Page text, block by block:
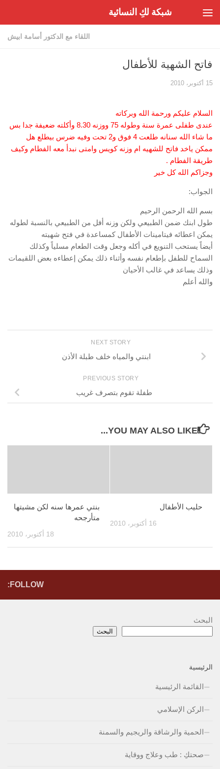
شبكة لكِ النسائية
اللقاء مع الدكتور أسامة ابيش
فاتح الشهية للأطفال
15 أكتوبر، 2010
السلام عليكم ورحمة الله وبركاته
عندى طفلى عمرة سنة وطوله 75 ووزنه 8.30 وأكلته ضعيفة جدا بس
ما شاء الله سنانه طلعت 4 فوق و2 تحت وفيه ضرس بيطلع هل
ممكن ياخد فاتح للشهيه ام وزنه كويس وامتى نبدأ معه الفطام وكيف
طريقة الفطام .
وجزاكم الله كل خير
الجواب:
بسم الله الرحمن الرحيم
طول ابنك ضمن الطبيعي ولكن وزنه أفل من الطبيعي بالنسبة لطوله
يمكن اعطائه فيتامينات الأطفال كمساعدة في فتح شهيته
أيضاً يستحب التنويع في أكله وجعل وقت الطعام مسلياً وكذلك
السماح للطفل بإطعام نفسه وأثناء ذلك يمكن إعطاءه بعض اللقيمات
وذلك يساعد في غالب الأحيان
والله أعلم
NEXT STORY
ابنتي والمياه خلف طبلة الأذن
PREVIOUS STORY
طفلة تقوم بتصرف غريب
YOU MAY ALSO LIKE...
بنتي عمرها سنه لكن مشيتها
متأرجحه
18 أكتوبر، 2010
حليب الأطفال
16 أكتوبر، 2010
FOLLOW:
البحث
البحث
الرئيسية
القائمة الرئيسية
الركن الإسلامي
الحمية والرشاقة والريجيم والسمنة
صحتكِ : طب وعلاج ووقاية